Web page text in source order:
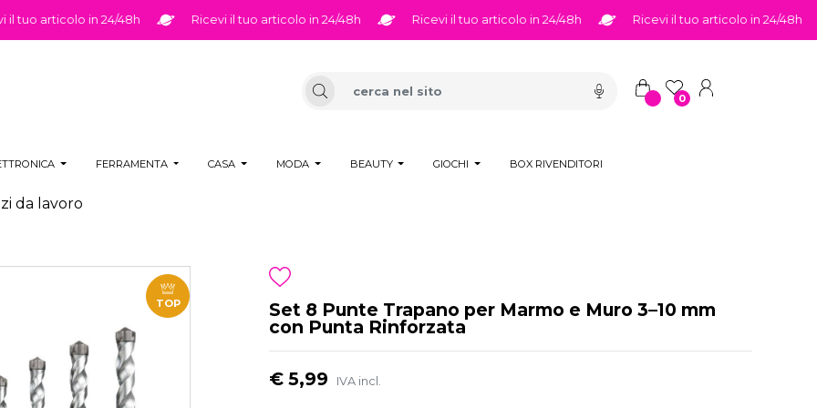
articolo in 24/48h Ricevi il tuo articolo in 24/48h Ricevi il tuo articolo in 24/48h Ricevi il tuo articolo in 24/48h
0
FERRAMENTA CASA MODA BEAUTY GIOCHI BOX RIVENDITORI
da lavoro
TOP Set 8 Punte Trapano per Marmo e Muro 3–10 mm
con Punta Rinforzata
€ 5,99 IVA incl.